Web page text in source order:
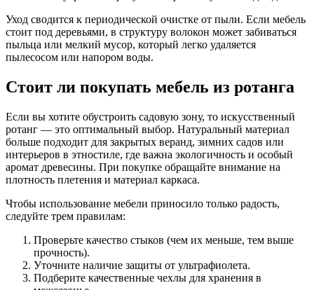
Уход сводится к периодической очистке от пыли. Если мебель
стоит под деревьями, в структуру волокон может забиваться
пыльца или мелкий мусор, который легко удаляется
пылесосом или напором воды.
Стоит ли покупать мебель из ротанга
Если вы хотите обустроить садовую зону, то искусственный
ротанг — это оптимальный выбор. Натуральный материал
больше подходит для закрытых веранд, зимних садов или
интерьеров в этностиле, где важна экологичность и особый
аромат древесины. При покупке обращайте внимание на
плотность плетения и материал каркаса.
Чтобы использование мебели приносило только радость,
следуйте трем правилам:
Проверьте качество стыков (чем их меньше, тем выше
прочность).
Уточните наличие защиты от ультрафиолета.
Подберите качественные чехлы для хранения в